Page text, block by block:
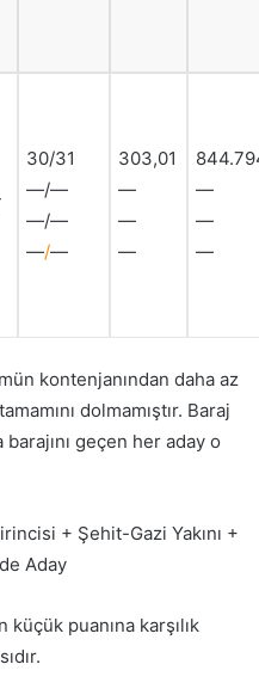
30/31
—/—
—/—
—/—
303,01
—
—
—
—
—
—
kontenjanından daha az
dolmamıştır. Baraj
barajını geçen her aday o
+ Şehit-Gazi Yakını +
Aday
küçük puanına karşılık